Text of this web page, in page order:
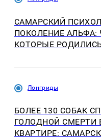
САМАРСКИЙ
ПОКОЛЕНИЕ
КОТОРЫЕ
Лонгриды
БОЛЕЕ 130 СОБАК
ГОЛОДНОЙ СМЕРТИ
КВАРТИРЕ: